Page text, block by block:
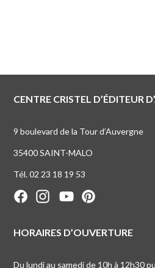
CENTRE CRISTEL D’ÉDITEUR
9 boulevard de la Tour d’Auvergne
35400 SAINT-MALO
Tél. 02 23 18 19 53
HORAIRES D’OUVERTURE
Du lundi au samedi de 10h à 12h30